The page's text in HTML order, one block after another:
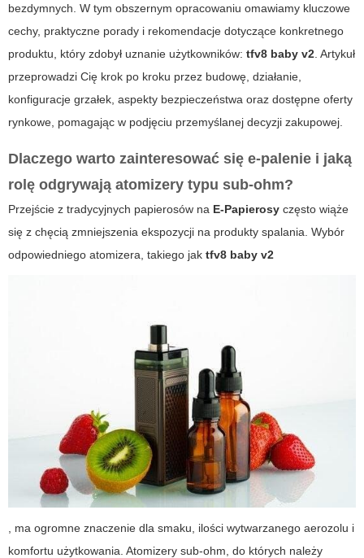
bezdymnych. W tym obszernym opracowaniu omawiamy kluczowe
cechy, praktyczne porady i rekomendacje dotyczące konkretnego
produktu, który zdobył uznanie użytkowników: tfv8 baby v2. Artykuł
przeprowadzi Cię krok po kroku przez budowę, działanie,
konfiguracje grzałek, aspekty bezpieczeństwa oraz dostępne oferty
rynkowe, pomagając w podjęciu przemyślanej decyzji zakupowej.
Dlaczego warto zainteresować się e‑palenie i jaką
rolę odgrywają atomizery typu sub‑ohm?
Przejście z tradycyjnych papierosów na E-Papierosy często wiąże
się z chęcią zmniejszenia ekspozycji na produkty spalania. Wybór
odpowiedniego atomizera, takiego jak tfv8 baby v2
, ma ogromne znaczenie dla smaku, ilości wytwarzanego aerozolu i
komfortu użytkowania. Atomizery sub‑ohm, do których należy